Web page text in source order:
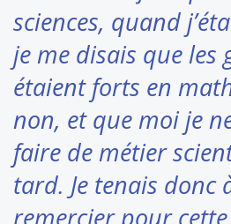
sciences, quand
je me disais que les
étaient forts en
non, et que moi je
faire de métier
tard. Je tenais donc